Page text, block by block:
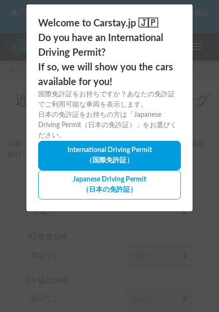
Welcome to Carstay.jp 🇯🇵
Do you have an International
Driving Permit?
If so, we will show you the cars
available for you!
国際免許証をお持ちですか？あなたの免許証
でご利用可能な車両を表示します。
日本の免許証をお持ちの方は「Japanese
Driving Permit（日本の免許証）」をお選びく
ださい。
International Driving Permit
（国際免許証）
Japanese Driving Permit
（日本の免許証）
☀️「大曲の花火」をキャンピングカーで最高の思い出にしません
か？
キャンピングカー・車中泊スポット予約はCarstay
近畿のレンタルキャンピング
カー
京都・大阪・奈良など歴史と文化の旅をバンライフで。家族
旅行・カップル旅にも最適な車種を今すぐ予約！
近畿